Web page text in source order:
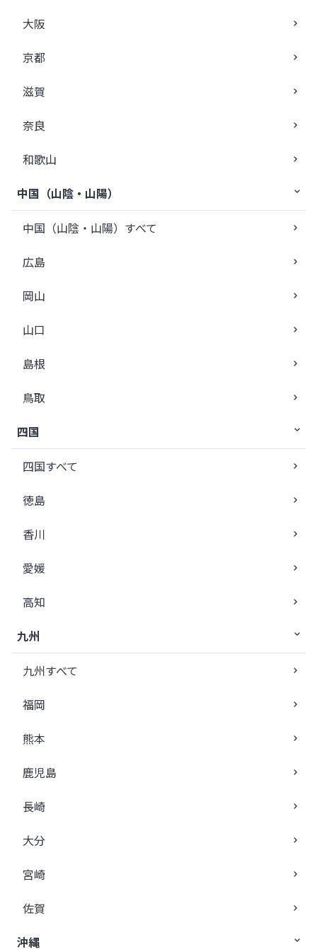
大阪
京都
滋賀
奈良
和歌山
中国（山陰・山陽）
中国（山陰・山陽）すべて
広島
岡山
山口
島根
鳥取
四国
四国すべて
徳島
香川
愛媛
高知
九州
九州すべて
福岡
熊本
鹿児島
長崎
大分
宮崎
佐賀
沖縄